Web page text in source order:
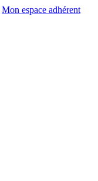
Mon espace adhérent